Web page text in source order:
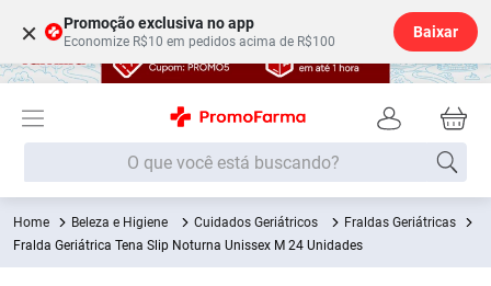
× Promoção exclusiva no app
Economize R$10 em pedidos acima de R$100
Baixar
O que você está buscando?
Beleza e Higiene Cuidados Geriátricos
Fraldas Geriátricas
Fralda Geriátrica Tena Slip Noturna Unissex M 24 Unidades
Termos mais buscados
1º Fralda